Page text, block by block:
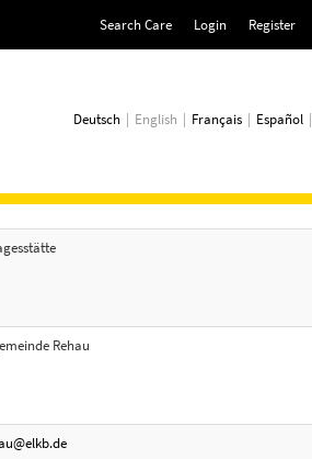
Search Care Login Register
Deutsch English Français Español
Rehau